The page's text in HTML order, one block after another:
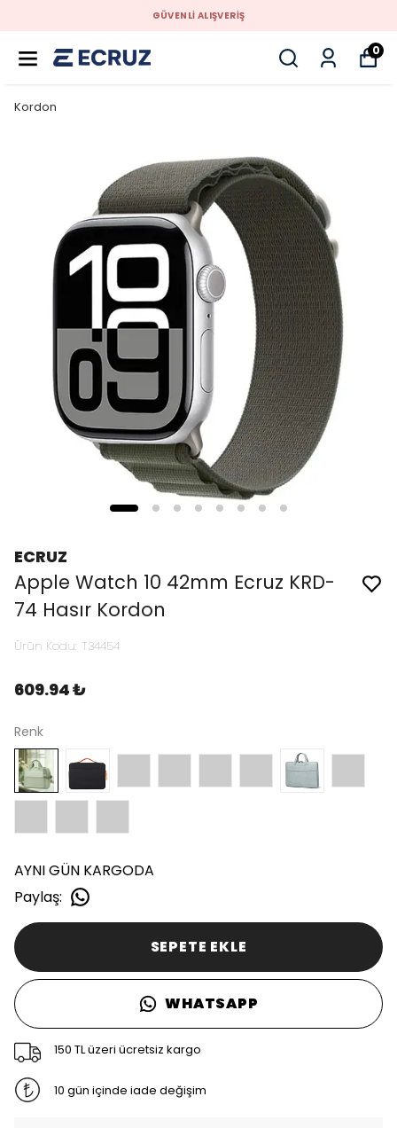
GÜVENLİ ALIŞVERİŞ
0
Kordon
ECRUZ
Apple Watch 10 42mm Ecruz KRD-
74 Hasır Kordon
Ürün Kodu: T34454
609.94 ₺
Renk
AYNI GÜN KARGODA
Paylaş:
SEPETE EKLE
WHATSAPP
150 TL üzeri ücretsiz kargo
10 gün içinde iade değişim